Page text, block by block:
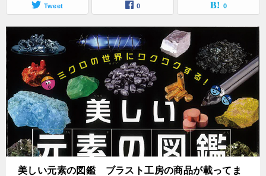
Tweet 0 0
美しい元素の図鑑 ブラスト工房の商品が載ってま